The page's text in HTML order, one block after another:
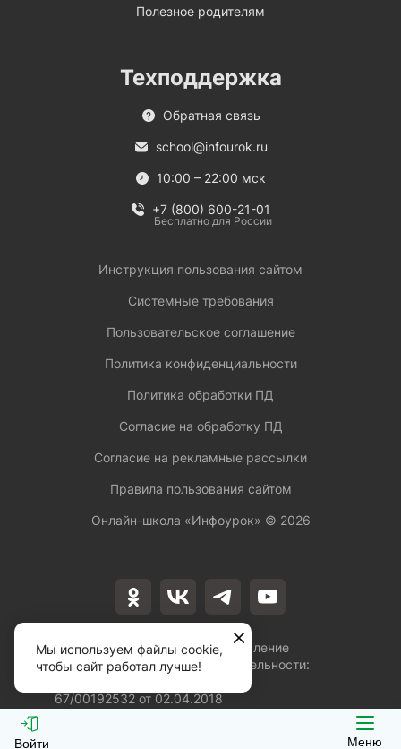
Войти Меню
Лицензия на осуществление
образовательной деятельности:
67/00192532 от 02.04.2018
Полезное родителям
Техподдержка
Обратная связь
school@infourok.ru
10:00 – 22:00 мск
+7 (800) 600-21-01
Бесплатно для России
Инструкция пользования сайтом
Системные требования
Пользовательское соглашение
Политика конфиденциальности
Политика обработки ПД
Согласие на обработку ПД
Согласие на рекламные рассылки
Правила пользования сайтом
Онлайн-школа «Инфоурок» © 2026
Мы используем файлы cookie,
чтобы сайт работал лучше!